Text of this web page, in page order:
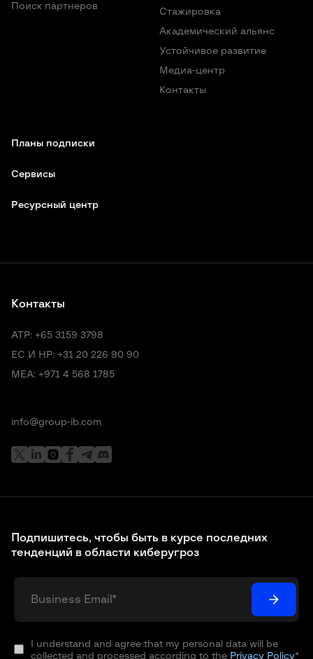
Поиск партнеров
Стажировка
Академический альянс
Устойчивое развитие
Медиа-центр
Контакты
Планы подписки
Сервисы
Ресурсный центр
Подпишитесь, чтобы быть в курсе последних
тенденций в области киберугроз
I understand and agree that my personal data will be
collected and processed according to the Privacy Policy*
Контакты
АТР: +65 3159 3798
ЕС И НР: +31 20 226 90 90
MEA: +971 4 568 1785
info@group-ib.com